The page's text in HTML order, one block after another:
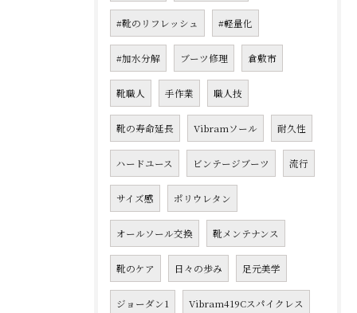
#靴のリフレッシュ #軽量化
#加水分解 ブーツ修理 倉敷市
靴職人 手作業 職人技
靴の寿命延長 Vibramソール 耐久性
ハードユース ビンテージブーツ 流行
サイズ感 ポリウレタン
オールソール交換 靴メンテナンス
靴のケア 日々の歩み 足元美学
ジョーダン1 Vibram419Cスパイクレス